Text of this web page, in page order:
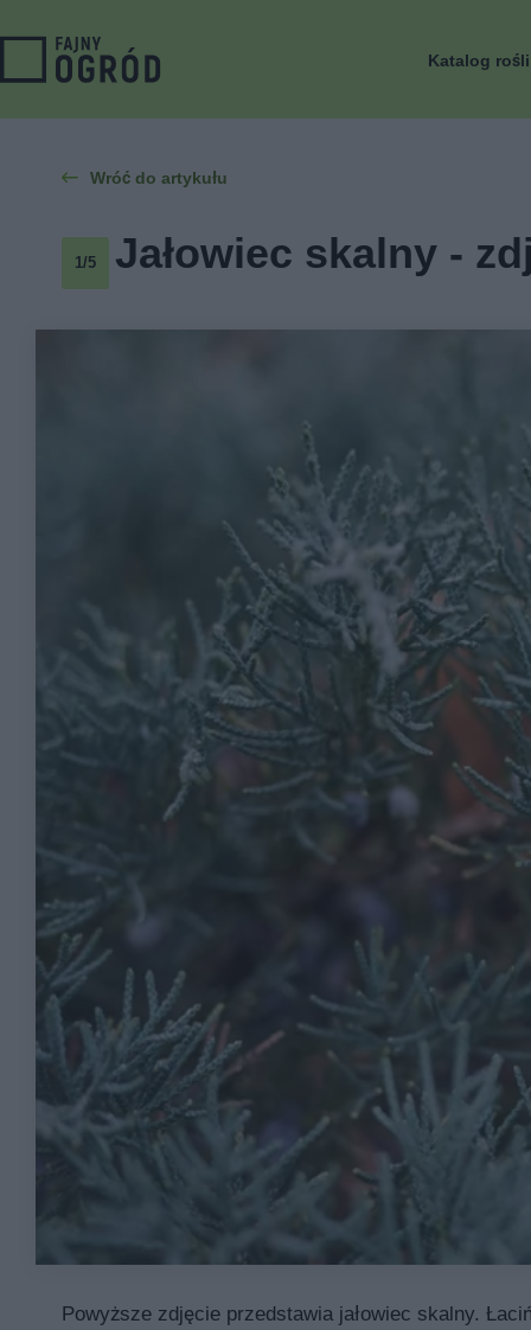
Katalog
Wróć do artykułu
1/5 Jałowiec skalny -
Powyższe zdjęcie przedstawia jałowiec skalny.